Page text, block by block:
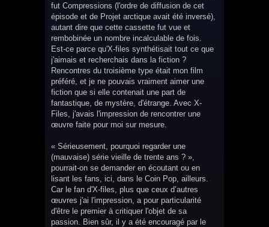
fut Compressions (l'ordre de diffusion de cet
épisode et de Projet arctique avait été inversé),
autant dire que cette cassette fut vue et
rembobinée un nombre incalculable de fois.
Est-ce parce qu'X-files synthétisait tout ce que
j'aimais et recherchais dans la fiction ?
Rencontres du troisième type était mon film
préféré, et je ne pouvais vraiment aimer une
fiction que si elle contenait une part de
fantastique, de mystère, d'étrange. Avec X-
Files, j'avais l'impression de rencontrer une
œuvre faite pour moi sur mesure.
« Sérieusement, pourquoi regarder une
(mauvaise) série vieille de trente ans ? »,
pourrait-on se demander en écoutant ou en
lisant les fans, ici, dans le Coin Pop, ailleurs.
Car le fan d'X-files, plus que ceux d’autres
œuvres j'ai l'impression, a pour particularité
d'être le premier à critiquer l'objet de sa
passion. Bien sûr, il y a été encouragé par le